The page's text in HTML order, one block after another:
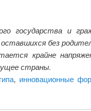
государства и
без
крайне
страны.
, инновационные